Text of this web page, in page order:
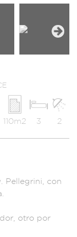
2
3
110m2
Pellegrini, con
otro por